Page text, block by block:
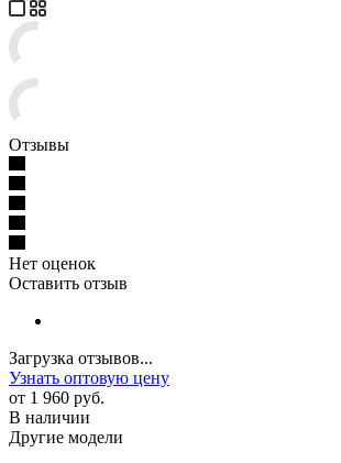
Отзывы
Нет оценок
Оставить отзыв
Загрузка отзывов...
Узнать оптовую цену
от 1 960 руб.
В наличии
Другие модели